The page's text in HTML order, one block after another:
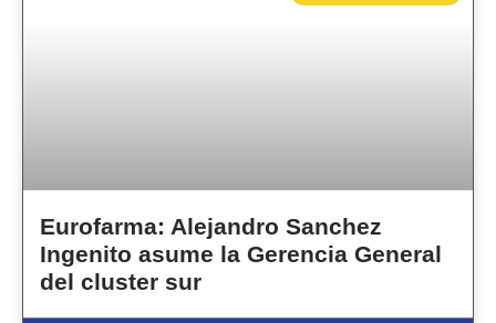
Eurofarma: Alejandro Sanchez
Ingenito asume la Gerencia General
del cluster sur